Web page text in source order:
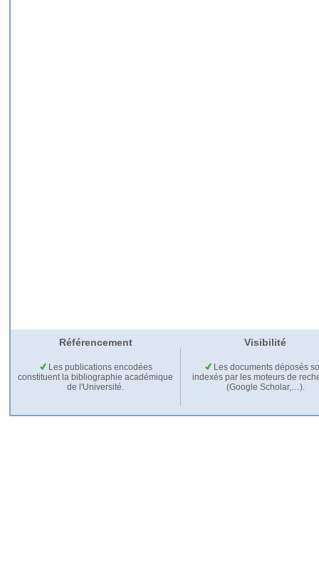
Référencement Visibilité
Les publications encodées
constituent la bibliographie académique
de l'Université.
Les documents déposés
indexés par les moteurs de
(Google Scholar,…).